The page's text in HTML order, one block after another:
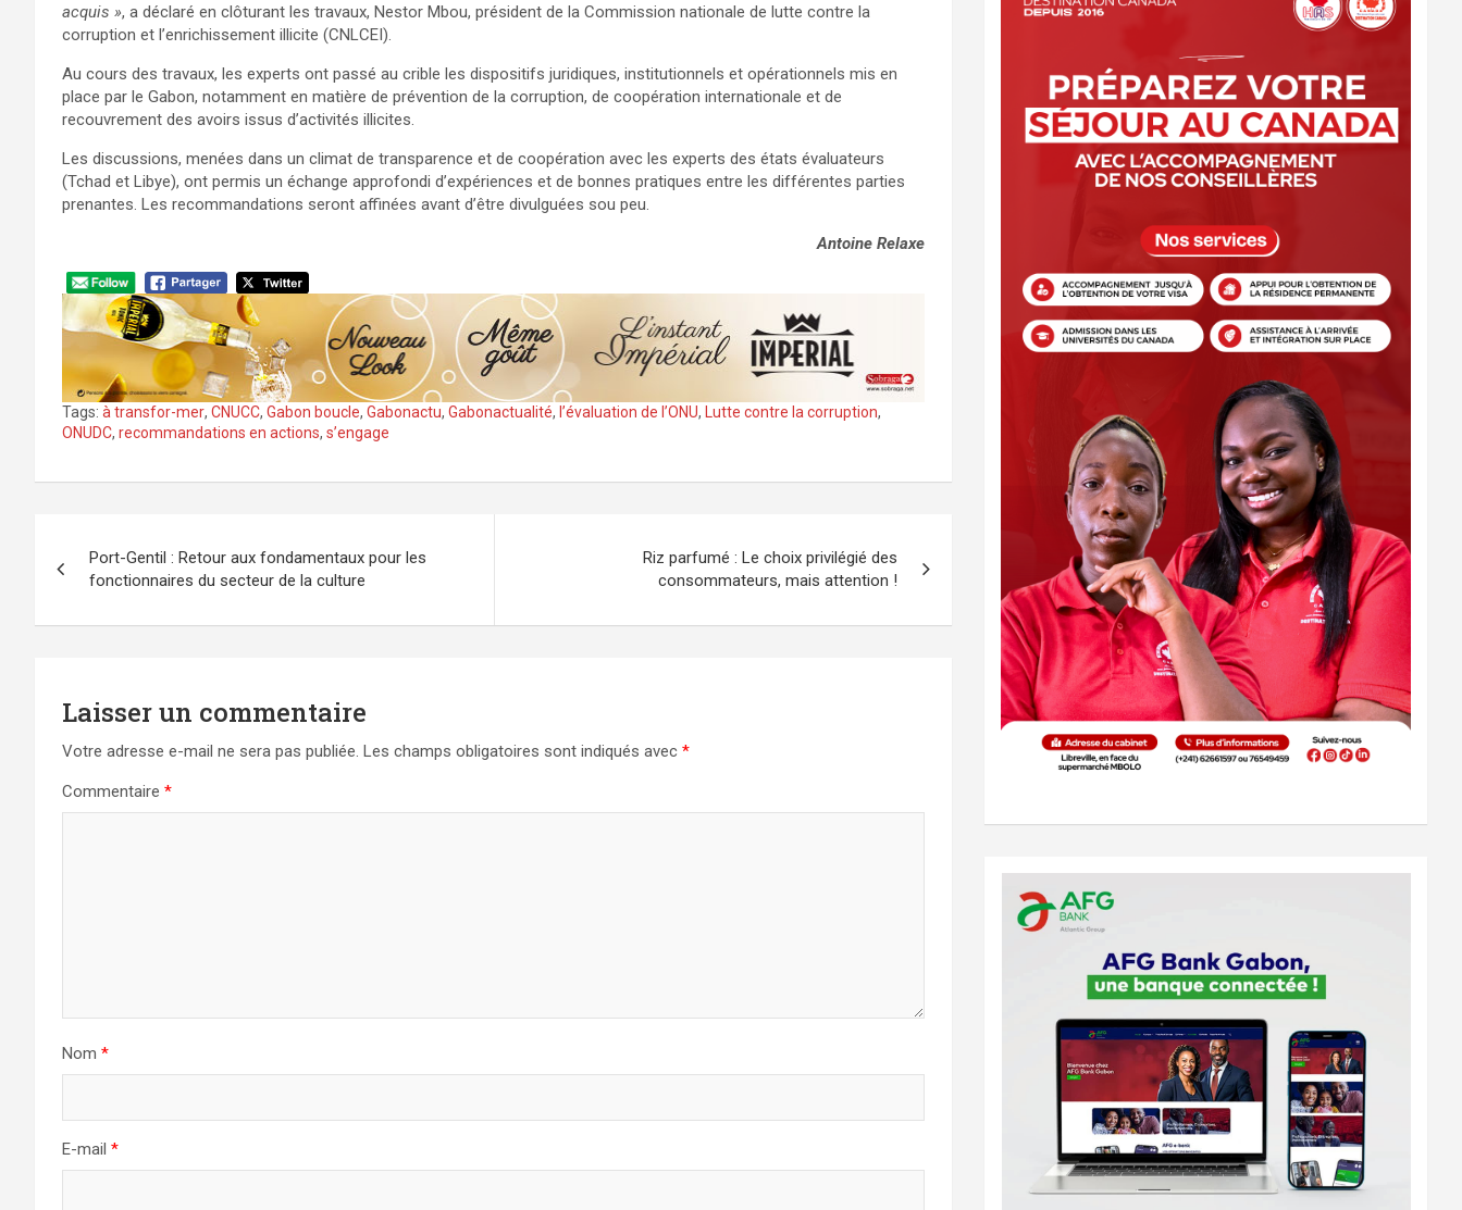
acquis », a déclaré en clôturant les travaux, Nestor Mbou, président de la Commission nationale de lutte contre la
corruption et l’enrichissement illicite (CNLCEI).
Au cours des travaux, les experts ont passé au crible les dispositifs juridiques, institutionnels et opérationnels mis en
place par le Gabon, notamment en matière de prévention de la corruption, de coopération internationale et de
recouvrement des avoirs issus d’activités illicites.
Les discussions, menées dans un climat de transparence et de coopération avec les experts des états évaluateurs
(Tchad et Libye), ont permis un échange approfondi d’expériences et de bonnes pratiques entre les différentes parties
prenantes. Les recommandations seront affinées avant d’être divulguées sou peu.
Antoine Relaxe
Tags: à transfor-mer, CNUCC, Gabon boucle, Gabonactu, Gabonactualité, l’évaluation de l’ONU, Lutte contre la corruption,
ONUDC, recommandations en actions, s’engage
de
l’article
Port-Gentil : Retour aux fondamentaux pour les
fonctionnaires du secteur de la culture
Riz parfumé : Le choix privilégié des
consommateurs, mais attention !
Laisser un commentaire
Votre adresse e-mail ne sera pas publiée. Les champs obligatoires sont indiqués avec *
Commentaire *
Nom *
E-mail *